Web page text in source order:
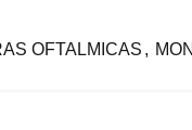
OFTALMICAS ,